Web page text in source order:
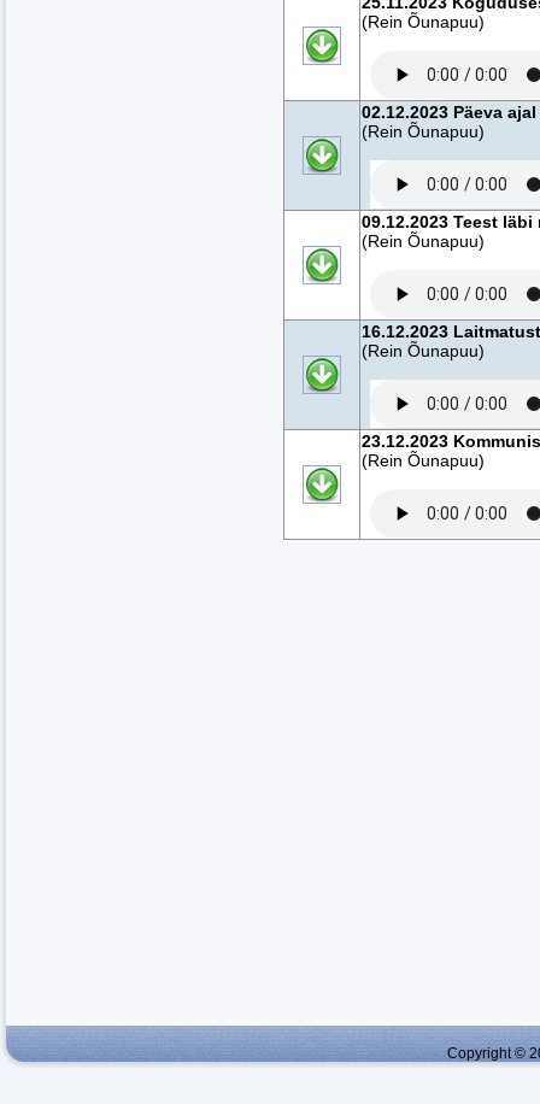
(Rein Õunapuu)
02.12.2023 Päeva
(Rein Õunapuu)
09.12.2023 Teest
(Rein Õunapuu)
16.12.2023
(Rein Õunapuu)
23.12.2023
(Rein Õunapuu)
Copyright ©